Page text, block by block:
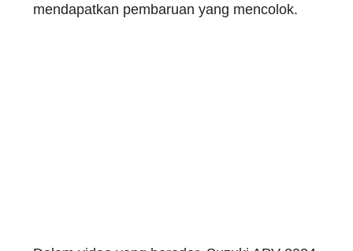
mendapatkan pembaruan yang mencolok.